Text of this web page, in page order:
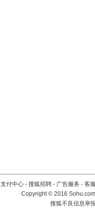
支付中心 - 搜狐招聘 - 广告服务 - 客
Copyright©2016
搜狐不良信息举